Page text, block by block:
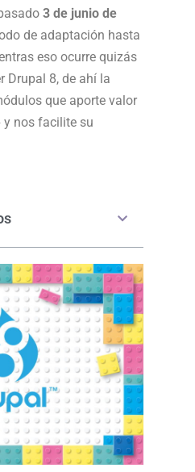
3 de junio de
de adaptación hasta
eso ocurre quizás
Drupal 8, de ahí la
que aporte valor
y nos facilite su